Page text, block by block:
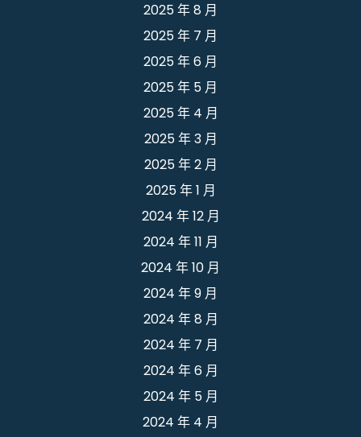
2025 年 8 月
2025 年 7 月
2025 年 6 月
2025 年 5 月
2025 年 4 月
2025 年 3 月
2025 年 2 月
2025 年 1 月
2024 年 12 月
2024 年 11 月
2024 年 10 月
2024 年 9 月
2024 年 8 月
2024 年 7 月
2024 年 6 月
2024 年 5 月
2024 年 4 月